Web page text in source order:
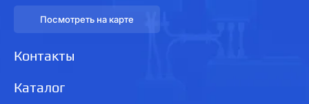
Посмотреть на карте
Каталог
Контакты